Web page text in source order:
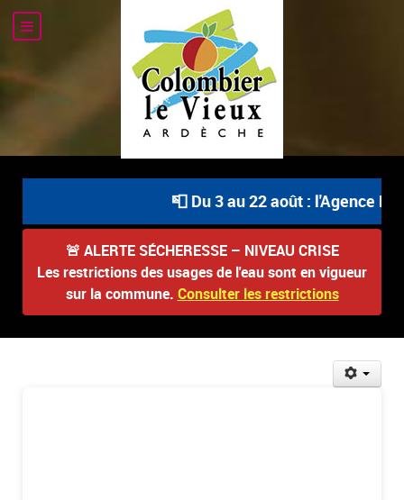
📮 Du 3 au 22 août : l'Agence
🚨 ALERTE SÉCHERESSE – NIVEAU CRISE
Les restrictions des usages de l'eau sont en vigueur
sur la commune. Consulter les restrictions